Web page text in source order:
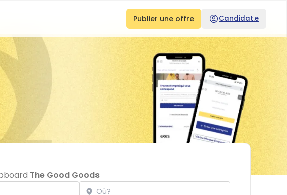
Publier une offre Candidat.e
The Good Goods
Localisation